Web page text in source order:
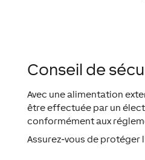
Conseil de
Avec une alimentation
être effectuée par un
conformément aux
Assurez-vous de protéger